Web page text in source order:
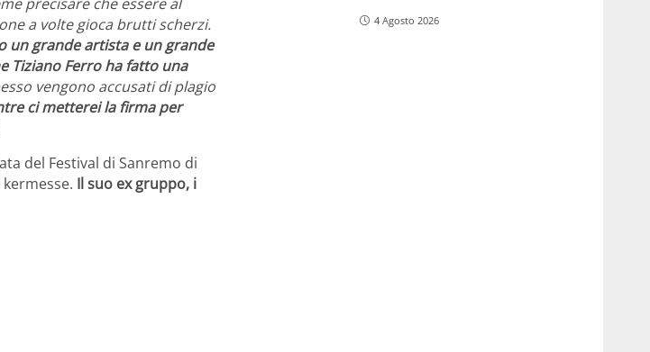
a volte gioca brutti scherzi.
un grande artista e un grande
Tiziano Ferro ha fatto una
vengono accusati di plagio
ci metterei la firma per
del Festival di Sanremo di
Il suo ex gruppo, i
4 Agosto 2026